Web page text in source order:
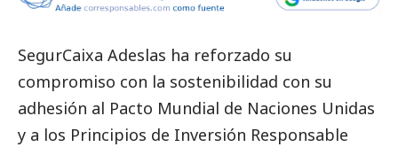
SegurCaixa Adeslas ha reforzado su
compromiso con la sostenibilidad con su
adhesión al Pacto Mundial de Naciones Unidas
y a los Principios de Inversión Responsable